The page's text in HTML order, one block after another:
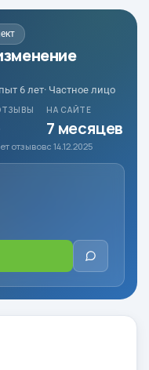
6 лет· Частное лицо
отзывов
НА САЙТЕ
7 месяцев
с 14.12.2025